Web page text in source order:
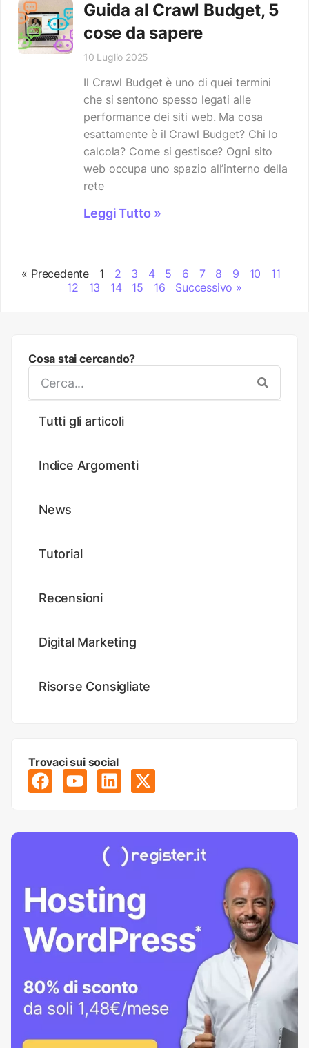
Cosa stai cercando?
Tutti gli articoli
Indice Argomenti
News
Tutorial
Recensioni
Digital Marketing
Risorse Consigliate
Trovaci sui social
Guida al Crawl Budget, 5
cose da sapere
10 Luglio 2025
Il Crawl Budget è uno di quei termini
che si sentono spesso legati alle
performance dei siti web. Ma cosa
esattamente è il Crawl Budget? Chi lo
calcola? Come si gestisce? Ogni sito
web occupa uno spazio all’interno della
rete
Leggi Tutto »
« Precedente 1 2 3 4 5 6 7 8 9 10
11
12
13 14 15 16 Successivo »